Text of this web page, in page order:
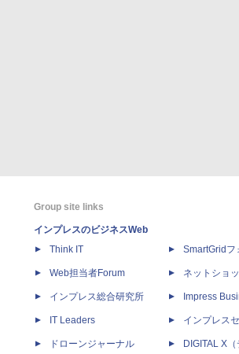
Group site links
インプレスのビジネスWeb
Think IT
Web担当者Forum
インプレス総合研究所
IT Leaders
ドローンジャーナル
SmartGridフ
ネットショ
Impress
インプレス
DIGITAL X